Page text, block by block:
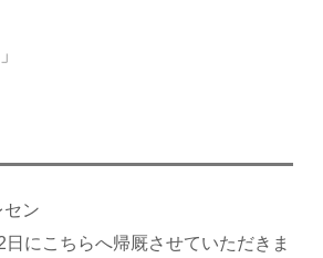
ン
にこちらへ帰厩させていただきま